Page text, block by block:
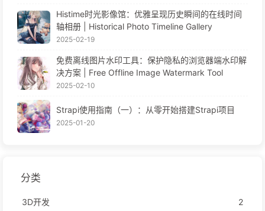
Histime时光影像馆：优雅呈现历史瞬间的在线时间
轴相册 | Historical Photo Timeline Gallery
2025-02-19
免费离线图片水印工具：保护隐私的浏览器端水印解
决方案 | Free Offline Image Watermark Tool
2025-02-10
Strapi使用指南（一）：从零开始搭建Strapi项目
2025-01-20
分类
3D开发
2